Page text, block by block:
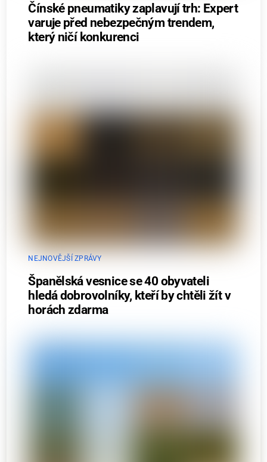
Čínské pneumatiky zaplavují trh: Expert
varuje před nebezpečným trendem,
který ničí konkurenci
NEJNOVĚJŠÍ ZPRÁVY
Španělská vesnice se 40 obyvateli
hledá dobrovolníky, kteří by chtěli žít v
horách zdarma